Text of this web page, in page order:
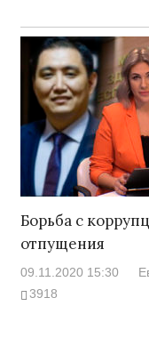
Борьба с
отпущения
09.11.2020 15:30
3918